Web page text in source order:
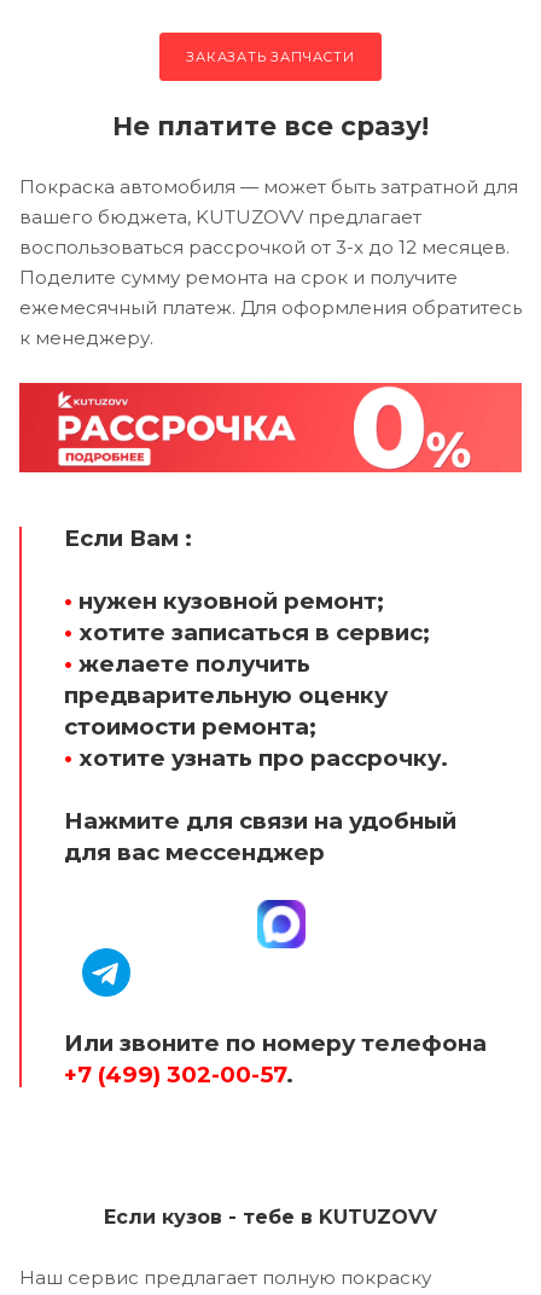
ЗАКАЗАТЬ ЗАПЧАСТИ
Не платите все сразу!
Покраска автомобиля — может быть затратной для
вашего бюджета, KUTUZOVV предлагает
воспользоваться рассрочкой от 3-х до 12 месяцев.
Поделите сумму ремонта на срок и получите
ежемесячный платеж. Для оформления обратитесь
к менеджеру.
Если Вам :
• нужен кузовной ремонт;
• хотите записаться в сервис;
• желаете получить
предварительную оценку
стоимости ремонта;
• хотите узнать про рассрочку.
Нажмите для связи на удобный
для вас мессенджер
Или звоните по номеру телефона
+7 (499) 302-00-57.
Если кузов - тебе в KUTUZOVV
Наш сервис предлагает полную покраску